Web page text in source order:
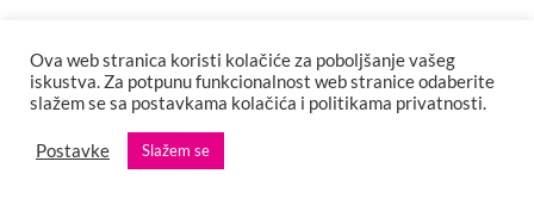
Ova web stranica koristi kolačiće za poboljšanje vašeg
iskustva. Za potpunu funkcionalnost web stranice odaberite
slažem se sa postavkama kolačića i politikama privatnosti.
Postavke Slažem se